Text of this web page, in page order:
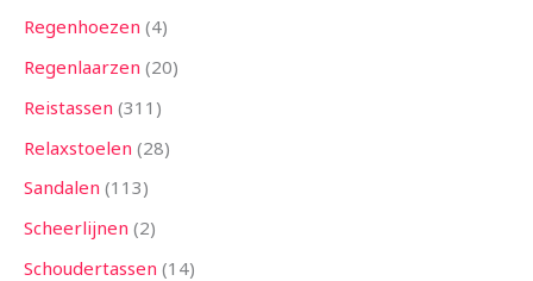
Regenhoezen 4
Regenlaarzen 20
Reistassen 311
Relaxstoelen 28
Sandalen 113
Scheerlijnen 2
Schoudertassen 14